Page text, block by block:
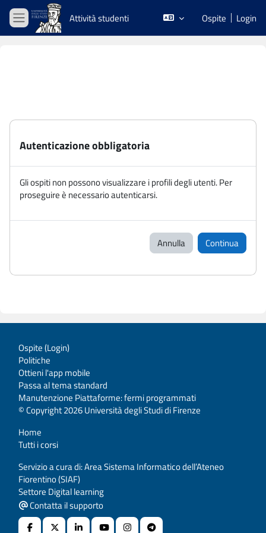
Vai al contenuto principale
Pannello laterale
Attività studenti Ospite Login
Autenticazione obbligatoria
Gli ospiti non possono visualizzare i profili degli utenti. Per
proseguire è necessario autenticarsi.
Annulla Continua
Ospite (Login)
Politiche
Ottieni l'app mobile
Passa al tema standard
Manutenzione Piattaforme: fermi programmati
© Copyright 2026 Università degli Studi di Firenze
Home
Tutti i corsi
Servizio a cura di: Area Sistema Informatico dell’Ateneo
Fiorentino (SIAF)
Settore Digital learning
Contatta il supporto